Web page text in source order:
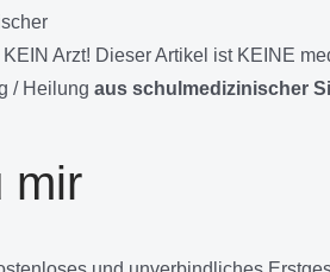
KEIN Arzt! Dieser Artikel ist KEINE
/ Heilung aus schulmedizinischer
mir